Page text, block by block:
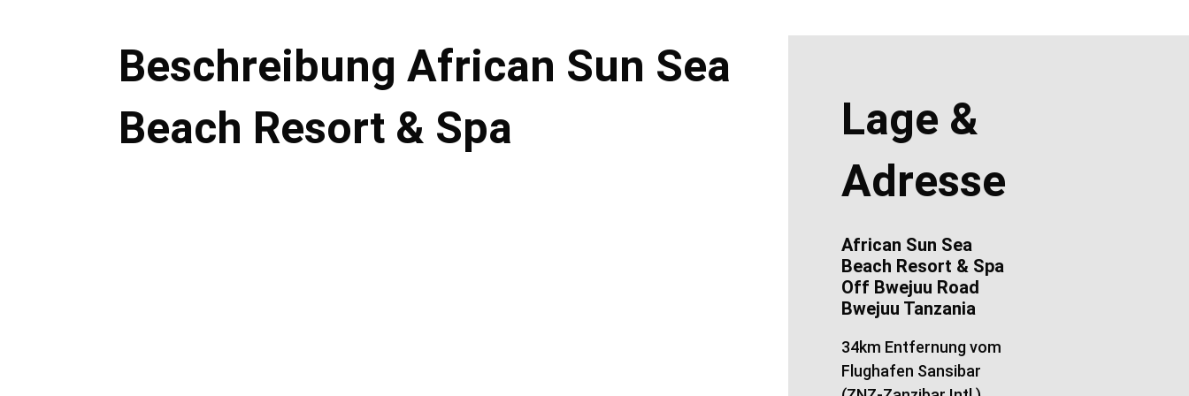
Beschreibung African Sun Sea
Beach Resort & Spa
Lage &
Adresse
African Sun Sea
Beach Resort & Spa
Off Bwejuu Road
Bwejuu Tanzania
34km Entfernung vom
Flughafen Sansibar